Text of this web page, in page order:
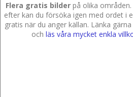
Flera gratis bilder på olika
efter kan du försöka igen med ordet i
gratis när du anger källan. Länka
och läs våra mycket enkla